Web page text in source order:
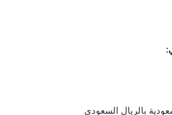
بالريال السعودي